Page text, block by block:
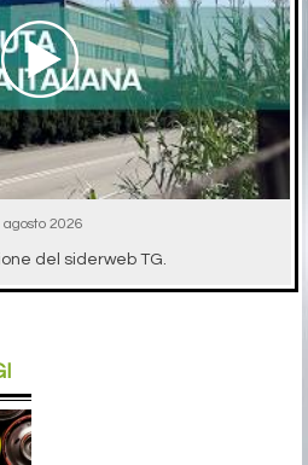
agosto 2026
del siderweb TG.